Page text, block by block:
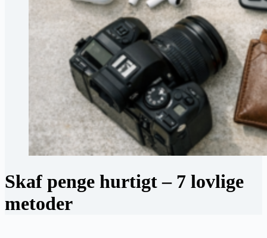
Skaf penge hurtigt – 7 lovlige
metoder